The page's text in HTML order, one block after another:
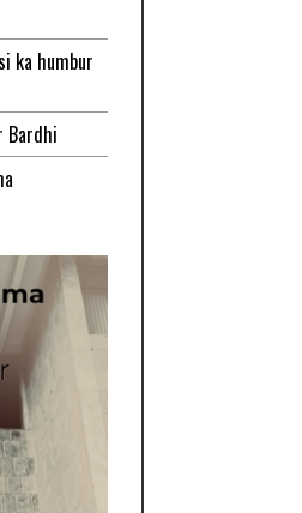
ka humbur
Bardhi